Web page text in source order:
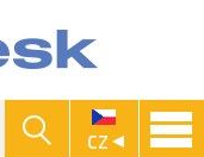
CZ